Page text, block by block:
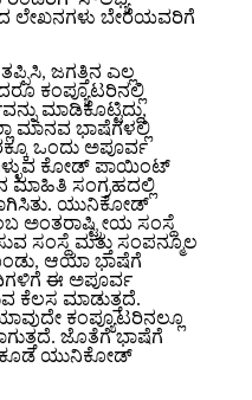
ಲೇಖನಗಳು ಬೇರೆಯವರಿಗೆ
ಜಗತ್ತಿನ ಎಲ್ಲ
ಕಂಪ್ಯೂಟರಿನಲ್ಲಿ
ಮಾಡಿಕೊಟ್ಟಿದ್ದು,
ಮಾನವ ಭಾಷೆಗಳಲ್ಲಿ
ಒಂದು ಅಪೂರ್ವ
ಕೋಡ್ ಪಾಯಿಂಟ್
ಮಾಹಿತಿ ಸಂಗ್ರಹದಲ್ಲಿ
ಯುನಿಕೋಡ್
ಅಂತರಾಷ್ಟ್ರೀಯ ಸಂಸ್ಥೆ
ಸಂಸ್ಥೆ ಮತ್ತು ಸಂಪನ್ಮೂಲ
ಆಯಾ ಭಾಷೆಗೆ
ಈ ಅಪೂರ್ವ
ಕೆಲಸ ಮಾಡುತ್ತದೆ.
ಕಂಪ್ಯೂಟರಿನಲ್ಲೂ
ಜೊತೆಗೆ ಭಾಷೆಗೆ
ಕೂಡ ಯುನಿಕೋಡ್